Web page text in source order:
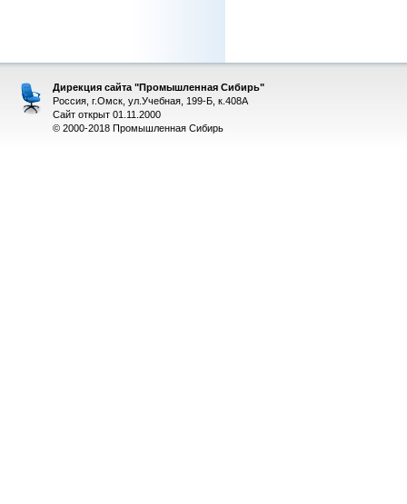
Дирекция сайта "Промышленная Сибирь"
Россия, г.Омск, ул.Учебная, 199-Б, к.408А
Сайт открыт 01.11.2000
© 2000-2018 Промышленная Сибирь